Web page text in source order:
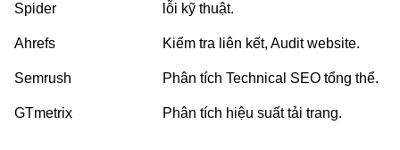
Spider
lỗi kỹ thuật.
Ahrefs Kiểm tra liên kết, Audit website.
Semrush Phân tích Technical SEO tổng thể.
GTmetrix Phân tích hiệu suất tải trang.